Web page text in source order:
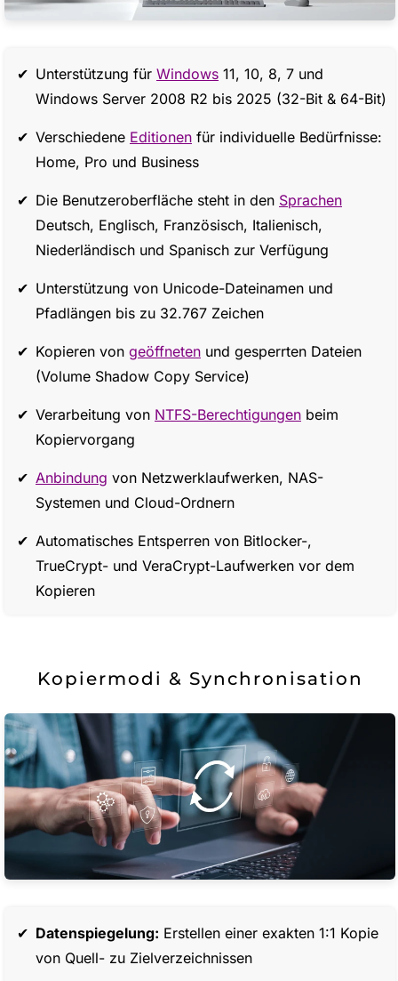
Unterstützung für Windows 11, 10, 8, 7 und
Windows Server 2008 R2 bis 2025 (32-Bit & 64-Bit)
Verschiedene Editionen für individuelle Bedürfnisse:
Home, Pro und Business
Die Benutzeroberfläche steht in den Sprachen
Deutsch, Englisch, Französisch, Italienisch,
Niederländisch und Spanisch zur Verfügung
Unterstützung von Unicode-Dateinamen und
Pfadlängen bis zu 32.767 Zeichen
Kopieren von geöffneten und gesperrten Dateien
(Volume Shadow Copy Service)
Verarbeitung von NTFS-Berechtigungen beim
Kopiervorgang
Anbindung von Netzwerklaufwerken, NAS-
Systemen und Cloud-Ordnern
Automatisches Entsperren von Bitlocker-,
TrueCrypt- und VeraCrypt-Laufwerken vor dem
Kopieren
Kopiermodi & Synchronisation
Datenspiegelung: Erstellen einer exakten 1:1 Kopie
von Quell- zu Zielverzeichnissen